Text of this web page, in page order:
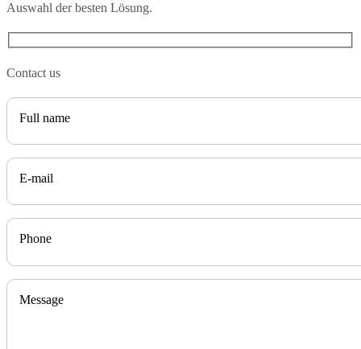
Auswahl der besten Lösung.
Contact us
Full name
E-mail
Phone
Message